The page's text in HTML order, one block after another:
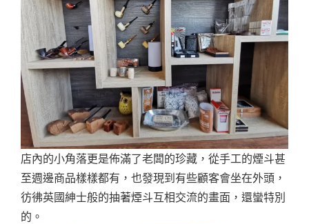
店內的小角落更是佈滿了老闆的珍藏，從手工的煙斗甚
至週邊商品樣樣都有，也發現到有些顧客會坐在外頭，
彷彿英國紳士般的抽著煙斗互相交流的畫面，還蠻特別
的。